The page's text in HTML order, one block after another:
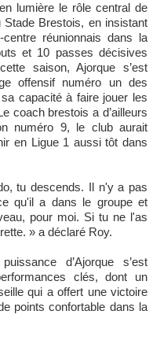
Brestois, en insistant
réunionnais dans la
et 10 passes décisives
saison, Ajorque s’est
offensif numéro un des
capacité à faire jouer les
coach brestois a d’ailleurs
numéro 9, le club aurait
en Ligue 1 aussi tôt dans
tu descends. Il n'y a pas
qu'il a dans le groupe et
pour moi. Si tu ne l'as
» a déclaré Roy.
d’Ajorque s’est
clés, dont un
qui a offert une victoire
points confortable dans la